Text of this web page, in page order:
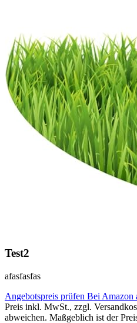
Test2
afasfasfas
Angebotspreis prüfen Bei Amazon
Preis inkl. MwSt., zzgl.
abweichen. Maßgeblich ist der